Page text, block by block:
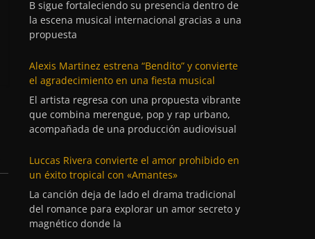
B sigue fortaleciendo su presencia dentro de
la escena musical internacional gracias a una
propuesta
Alexis Martinez estrena “Bendito” y convierte
el agradecimiento en una fiesta musical
El artista regresa con una propuesta vibrante
que combina merengue, pop y rap urbano,
acompañada de una producción audiovisual
Luccas Rivera convierte el amor prohibido en
un éxito tropical con «Amantes»
La canción deja de lado el drama tradicional
del romance para explorar un amor secreto y
magnético donde la